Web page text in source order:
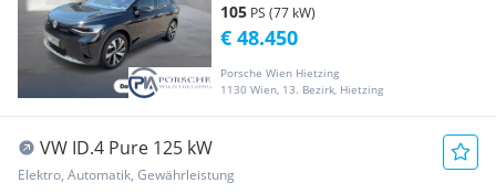
105 PS (77 kW)
Porsche Wien Hietzing
1130 Wien, 13. Bezirk, Hietzing
€ 48.450
VW ID.4 Pure 125 kW
Elektro, Automatik, Gewährleistung